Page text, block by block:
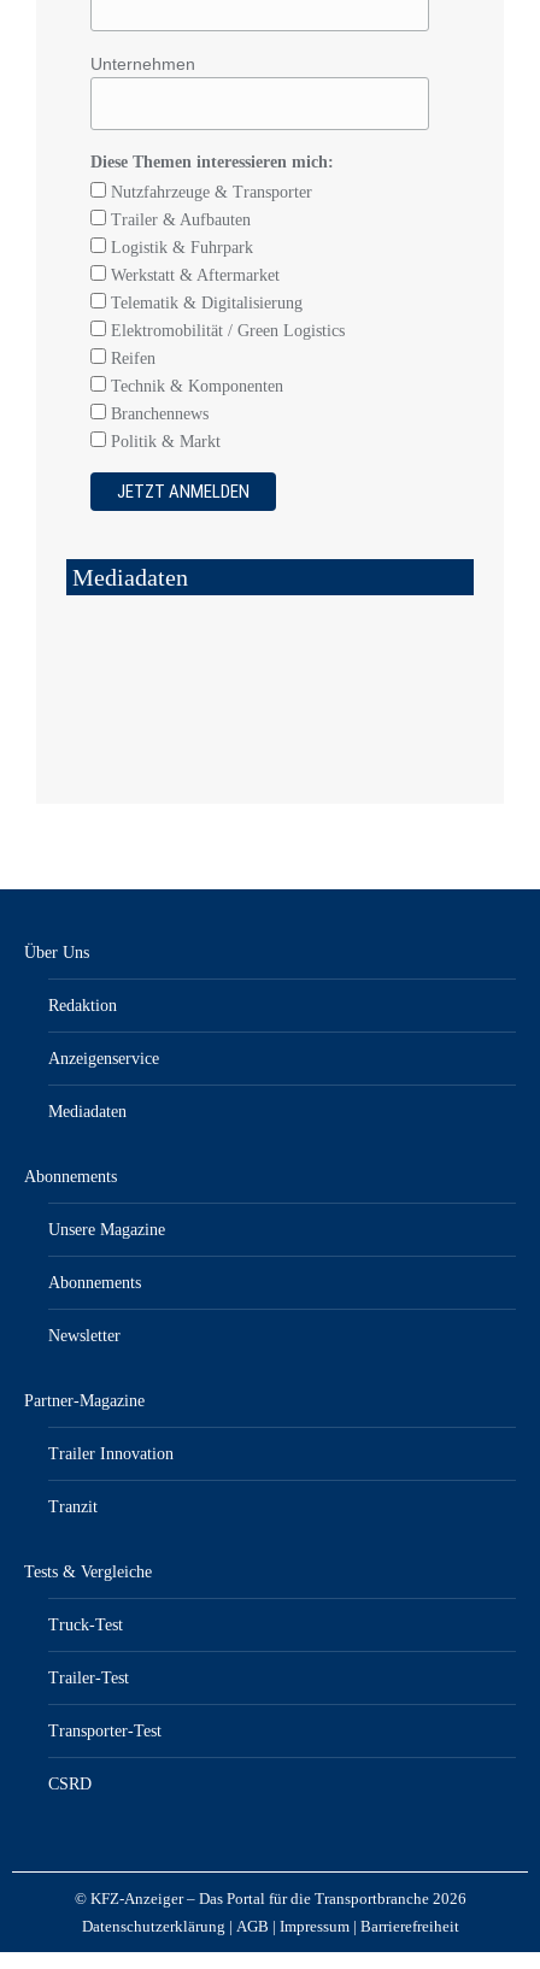
Unternehmen
Diese Themen interessieren mich:
Nutzfahrzeuge & Transporter
Trailer & Aufbauten
Logistik & Fuhrpark
Werkstatt & Aftermarket
Telematik & Digitalisierung
Elektromobilität / Green Logistics
Reifen
Technik & Komponenten
Branchennews
Politik & Markt
Mediadaten
Über Uns
Redaktion
Anzeigenservice
Mediadaten
Abonnements
Unsere Magazine
Abonnements
Newsletter
Partner-Magazine
Trailer Innovation
Tranzit
Tests & Vergleiche
Truck-Test
Trailer-Test
Transporter-Test
CSRD
© KFZ-Anzeiger – Das Portal für die Transportbranche 2026
Datenschutzerklärung | AGB | Impressum| Barrierefreiheit